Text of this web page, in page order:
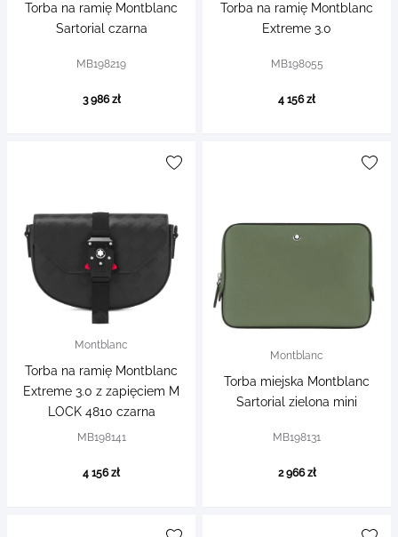
Torba na ramię Montblanc
Sartorial czarna
MB198219
3 986 zł
Torba na ramię Montblanc
Extreme 3.0
MB198055
4 156 zł
Montblanc
Torba na ramię Montblanc
Extreme 3.0 z zapięciem M
LOCK 4810 czarna
MB198141
4 156 zł
Montblanc
Torba miejska Montblanc
Sartorial zielona mini
MB198131
2 966 zł